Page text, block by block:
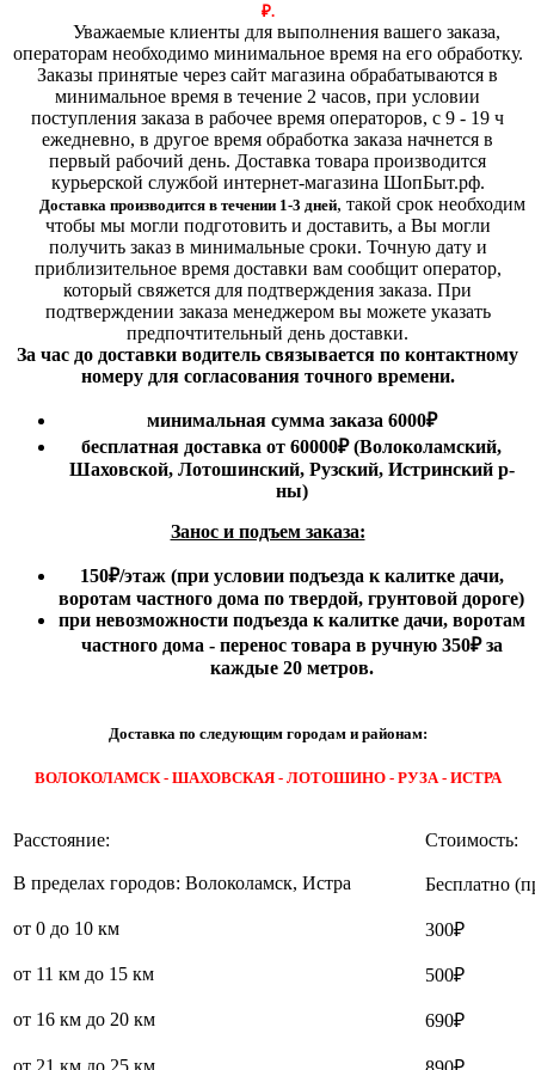
₽.
Уважаемые клиенты для выполнения вашего заказа,
операторам необходимо минимальное время на его обработку.
Заказы принятые через сайт магазина обрабатываются в
минимальное время в течение 2 часов, при условии
поступления заказа в рабочее время операторов, с 9 - 19 ч
ежедневно, в другое время обработка заказа начнется в
первый рабочий день. Доставка товара производится
курьерской службой интернет-магазина ШопБыт.рф.
Доставка производится в течении 1-3 дней, такой срок необходим
чтобы мы могли подготовить и доставить, а Вы могли
получить заказ в минимальные сроки. Точную дату и
приблизительное время доставки вам сообщит оператор,
который свяжется для подтверждения заказа. При
подтверждении заказа менеджером вы можете указать
предпочтительный день доставки.
За час до доставки водитель связывается по контактному
номеру для согласования точного времени.
минимальная сумма заказа 6000₽
бесплатная доставка от 60000₽ (Волоколамский,
Шаховской, Лотошинский, Рузский, Истринский р-
ны)
Занос и подъем заказа:
150₽/этаж(при условии подъезда к калитке дачи,
воротам частного дома по твердой, грунтовой дороге)
при невозможности подъезда к калитке дачи, воротам
частного дома - перенос товара в ручную 350₽ за
каждые 20 метров.
Доставка по следующим городам и районам:
ВОЛОКОЛАМСК - ШАХОВСКАЯ - ЛОТОШИНО - РУЗА - ИСТРА
Расстояние: Стоимость:
В пределах городов: Волоколамск, Истра Бесплатно
от 0 до 10 км 300₽
от 11 км до 15 км 500₽
от 16 км до 20 км 690₽
от 21 км до 25 км